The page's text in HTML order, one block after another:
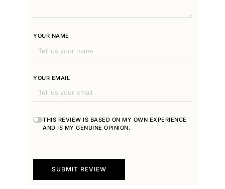
YOUR NAME
YOUR EMAIL
THIS REVIEW IS BASED ON MY OWN EXPERIENCE
AND IS MY GENUINE OPINION.
SUBMIT REVIEW